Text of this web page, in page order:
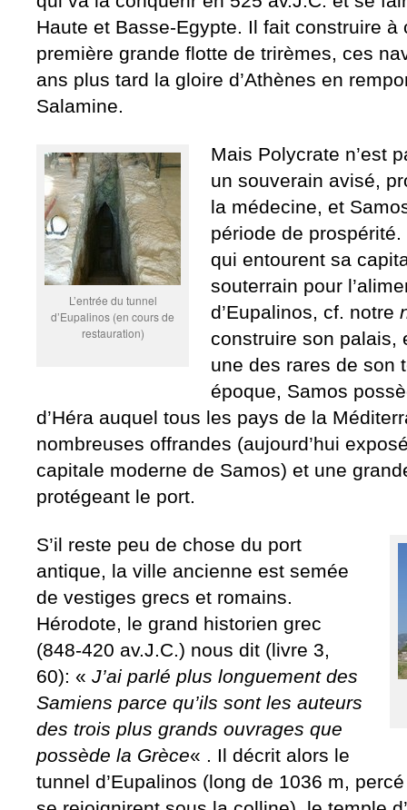
Haute et Basse-Egypte. Il fait construire à
première grande flotte de trirèmes, ces
ans plus tard la gloire d’Athènes en
Salamine.
L’entrée du tunnel
d’Eupalinos (en cours de
restauration)
Mais Polycrate n’est
un souverain avisé,
la médecine, et
période de
qui entourent sa
souterrain pour
d’Eupalinos, cf. notre
construire son palais,
une des rares de son
époque, Samos
d’Héra auquel tous les pays de la
nombreuses offrandes (aujourd’hui
capitale moderne de Samos) et une
protégeant le port.
S’il reste peu de chose du port
antique, la ville ancienne est semée
de vestiges grecs et romains.
Hérodote, le grand historien grec
(848-420 av.J.C.) nous dit (livre 3,
60): « J’ai parlé plus longuement des
Samiens parce qu’ils sont les auteurs
des trois plus grands ouvrages que
possède la Grèce« . Il décrit alors le
tunnel d’Eupalinos (long de 1036 m,